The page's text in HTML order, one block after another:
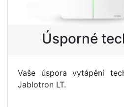
Úsporné
Vaše úspora vytápění
Jablotron LT.